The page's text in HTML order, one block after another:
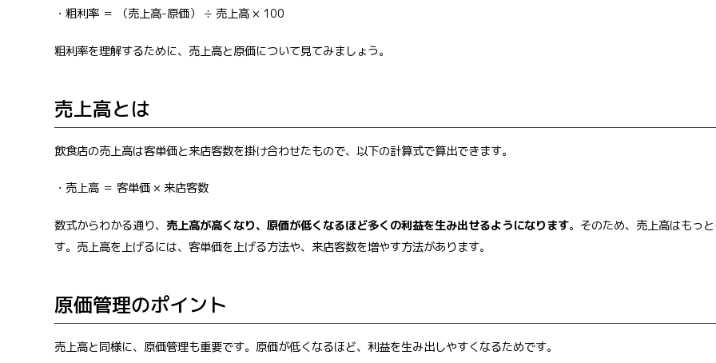
・粗利率 ＝ （売上高-原価） ÷ 売上高 × 100
粗利率を理解するために、売上高と原価について見てみましょう。
売上高とは
飲食店の売上高は客単価と来店客数を掛け合わせたもので、以下の計算式で算出できます。
・売上高 ＝ 客単価 × 来店客数
数式からわかる通り、 売上高が高くなり、原価が低くなるほど多くの利益を生み出せるようになります。そのため、売上高はもっ
す。売上高を上げるには、客単価を上げる方法や、来店客数を増やす方法があります。
原価管理のポイント
売上高と同様に、原価管理も重要です。原価が低くなるほど、利益を生み出しやすくなるためです。